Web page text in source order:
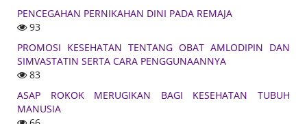
PENCEGAHAN PERNIKAHAN DINI PADA REMAJA
93
PROMOSI KESEHATAN TENTANG OBAT AMLODIPIN DAN
SIMVASTATIN SERTA CARA PENGGUNAANNYA
83
ASAP ROKOK MERUGIKAN BAGI KESEHATAN TUBUH
MANUSIA